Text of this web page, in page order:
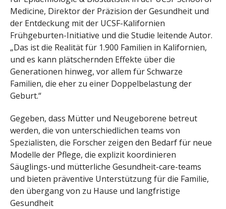
Medicine, Direktor der Präzision der Gesundheit und
der Entdeckung mit der UCSF-Kalifornien
Frühgeburten-Initiative und die Studie leitende Autor.
„Das ist die Realität für 1.900 Familien in Kalifornien,
und es kann plätschernden Effekte über die
Generationen hinweg, vor allem für Schwarze
Familien, die eher zu einer Doppelbelastung der
Geburt.“
Gegeben, dass Mütter und Neugeborene betreut
werden, die von unterschiedlichen teams von
Spezialisten, die Forscher zeigen den Bedarf für neue
Modelle der Pflege, die explizit koordinieren
Säuglings-und mütterliche Gesundheit-care-teams
und bieten präventive Unterstützung für die Familie,
den übergang von zu Hause und langfristige
Gesundheit